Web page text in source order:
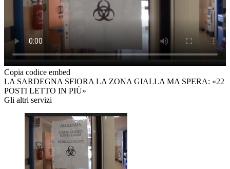
Copia codice embed
LA SARDEGNA SFIORA LA ZONA GIALLA MA SPERA: «22
POSTI LETTO IN PIÙ»
Gli altri servizi